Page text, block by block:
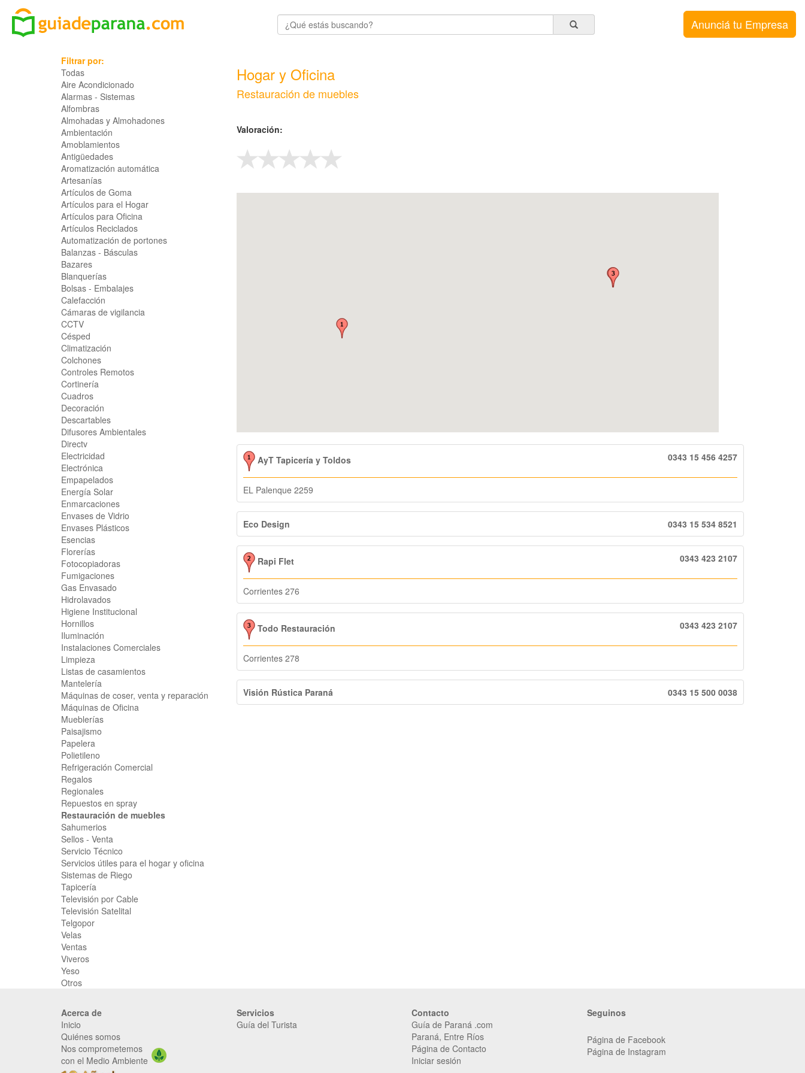
Anunciá tu Empresa
Filtrar por:
Todas
Aire Acondicionado
Alarmas - Sistemas
Alfombras
Almohadas y Almohadones
Ambientación
Amoblamientos
Antigüedades
Aromatización automática
Artesanías
Artículos de Goma
Artículos para el Hogar
Artículos para Oficina
Artículos Reciclados
Automatización de portones
Balanzas - Básculas
Bazares
Blanquerías
Bolsas - Embalajes
Calefacción
Cámaras de vigilancia
CCTV
Césped
Climatización
Colchones
Controles Remotos
Cortinería
Cuadros
Decoración
Descartables
Difusores Ambientales
Directv
Electricidad
Electrónica
Empapelados
Energía Solar
Enmarcaciones
Envases de Vidrio
Envases Plásticos
Esencias
Florerías
Fotocopiadoras
Fumigaciones
Gas Envasado
Hidrolavados
Higiene Institucional
Hornillos
Iluminación
Instalaciones Comerciales
Limpieza
Listas de casamientos
Mantelería
Máquinas de coser, venta y reparación
Máquinas de Oficina
Mueblerías
Paisajismo
Papelera
Polietileno
Refrigeración Comercial
Regalos
Regionales
Repuestos en spray
Restauración de muebles
Sahumerios
Sellos - Venta
Servicio Técnico
Servicios útiles para el hogar y oficina
Sistemas de Riego
Tapicería
Televisión por Cable
Televisión Satelital
Telgopor
Velas
Ventas
Viveros
Yeso
Otros
Hogar y Oficina
Restauración de muebles
Valoración:
AyT Tapicería y Toldos 0343 15 456 4257
EL Palenque 2259
Eco Design 0343 15 534 8521
Rapi Flet 0343 423 2107
Corrientes 276
Todo Restauración 0343 423 2107
Corrientes 278
Visión Rústica Paraná 0343 15 500 0038
Acerca de
Inicio
Quiénes somos
Nos comprometemos
con el Medio Ambiente
Servicios
Guía del Turista
Contacto
Guía de Paraná .com
Paraná, Entre Ríos
Página de Contacto
Iniciar sesión
Seguinos
Página de Facebook
Página de Instagram